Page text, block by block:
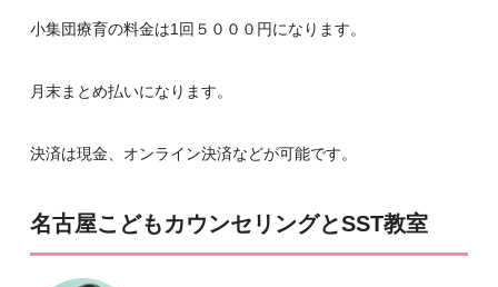
小集団療育の料金は1回５０００円になります。
月末まとめ払いになります。
決済は現金、オンライン決済などが可能です。
名古屋こどもカウンセリングとSST教室